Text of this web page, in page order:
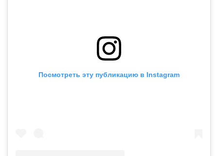
Посмотреть эту публикацию в Instagram